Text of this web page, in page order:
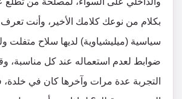
بكلام من نوعك كلامك الأخير، وأنت
سياسية (ميليشياوية) لديها سلاح متفلت
ضوابط لعدم استعماله عند كل مناسبة،
التجربة عدة مرات وآخرها كان في خلدة،